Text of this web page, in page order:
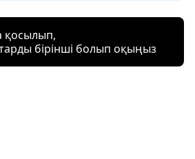
қосылып,
бірінші болып оқыңыз